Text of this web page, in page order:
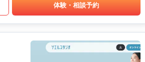
体験・相談予約